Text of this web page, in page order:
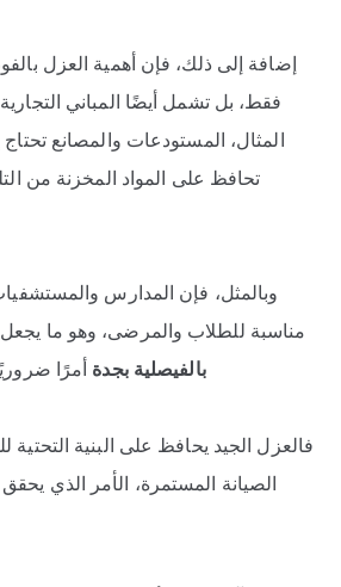
إضافة إلى ذلك، فإن أهمية العزل
فقط، بل تشمل أيضًا المباني
المثال، المستودعات والمصانع
تحافظ على المواد المخزنة من
وبالمثل، فإن المدارس
مناسبة للطلاب والمرضى، وهو ما يجعل
بالفيصلية بجدة أمرًا
فالعزل الجيد يحافظ على البنية
الصيانة المستمرة، الأمر الذي